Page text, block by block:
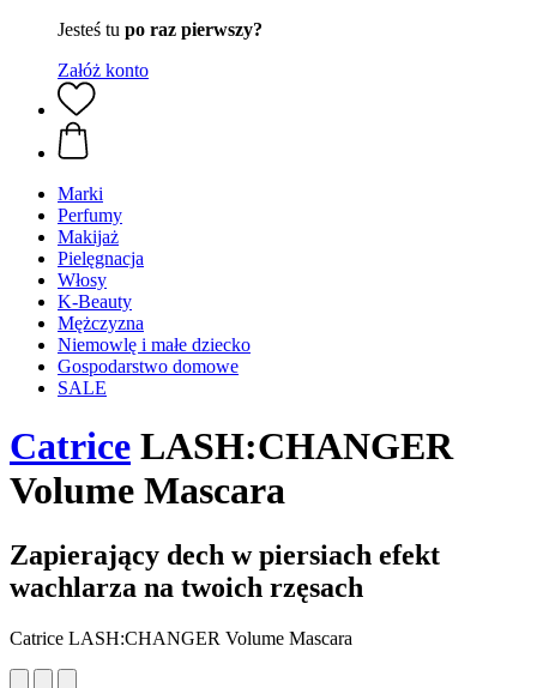
Jesteś tu po raz pierwszy?
Załóż konto
Marki
Perfumy
Makijaż
Pielęgnacja
Włosy
K-Beauty
Mężczyzna
Niemowlę i małe dziecko
Gospodarstwo domowe
SALE
Catrice LASH:CHANGER
Volume Mascara
Zapierający dech w piersiach efekt
wachlarza na twoich rzęsach
Catrice LASH:CHANGER Volume Mascara